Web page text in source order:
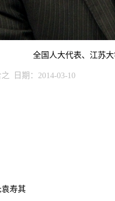
全国人大代表、江苏
日期：2014-03-10
袁寿其